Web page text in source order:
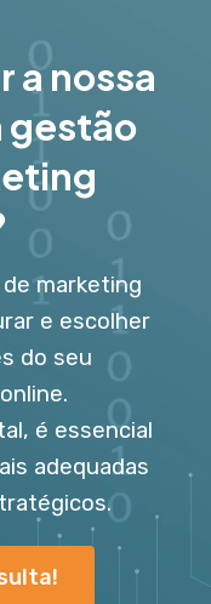
a nossa
gestão
marketing
e escolher
do seu
é essencial
adequadas